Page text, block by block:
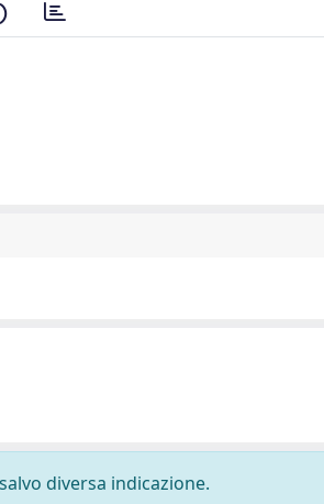
diversa indicazione.